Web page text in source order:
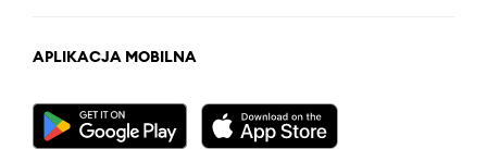
APLIKACJA MOBILNA